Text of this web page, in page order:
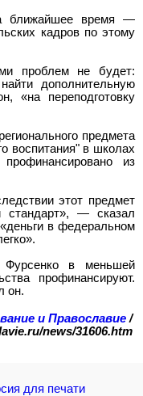
ближайшее время —
кадров по этому
проблем не будет:
дополнительную
«на переподготовку
предмета
воспитания" в школах
из
этот предмет
стандарт», — сказал
в федеральном
Фурсенко в меньшей
профинансируют.
он.
и Православие /
news/31606.htm
для печати